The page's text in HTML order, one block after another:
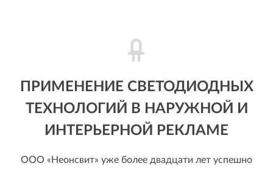
ПРИМЕНЕНИЕ СВЕТОДИОДНЫХ
ТЕХНОЛОГИЙ В НАРУЖНОЙ И
ИНТЕРЬЕРНОЙ РЕКЛАМЕ
ООО «Неонсвит» уже более двадцати лет успешно